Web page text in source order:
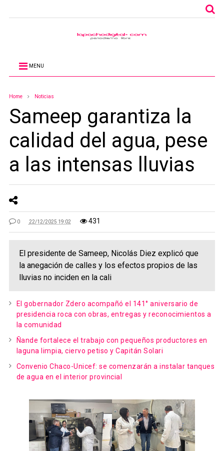
MENU
Home Noticias
Sameep garantiza la
calidad del agua, pese
a las intensas lluvias
0 22/12/2025 19:02 431
El presidente de Sameep, Nicolás Diez explicó que
la anegación de calles y los efectos propios de las
lluvias no inciden en la cali
El gobernador Zdero acompañó el 141° aniversario de
presidencia roca con obras, entregas y reconocimientos a
la comunidad
Ñande fortalece el trabajo con pequeños productores en
laguna limpia, ciervo petiso y Capitán Solari
Convenio Chaco-Unicef: se comenzarán a instalar tanques
de agua en el interior provincial